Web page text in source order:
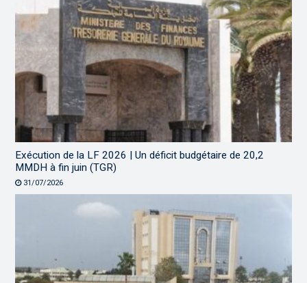
Exécution de la LF 2026 | Un déficit budgétaire de 20,2
MMDH à fin juin (TGR)
31/07/2026